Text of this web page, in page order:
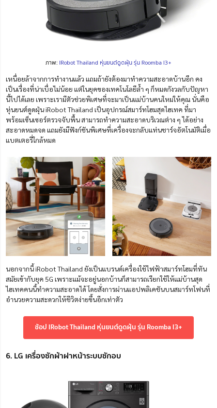
ภาพ: IRobot Thailand หุ่นยนต์ดูดฝุ่น รุ่น Roomba I3+
เหนื่อยล้าจากการทำงานแล้ว แถมถ้ายังต้องมาทำความสะอาดบ้านอีก คง
เป็นเรื่องที่น่าเบื่อไม่น้อย แต่ในยุคของเทคโนโลยีล้ำ ๆ ก็หมดกังวลกับปัญหา
นี้ไปได้เลย เพราะเรามีตัวช่วยพิเศษที่จะมาเป็นแม่บ้านคนใหม่ให้คุณ นั่นคือ
หุ่นยนต์ดูดฝุ่น iRobot Thailand เป็นอุปกรณ์สมาร์ทโฮมสุดไฮเทค ที่มา
พร้อมเซ็นเซอร์ตรวจจับพื้นสามารถทำความสะอาดบริเวณต่าง ๆ ได้อย่าง
สะอาดหมดจด แถมยังมีฟังก์ชันพิเศษที่เครื่องจะกลับแท่นชาร์จอัตโนมัติเมื่อ
แบตเตอรี่ใกล้หมด
นอกจากนี้ iRobot Thailand ยังเป็นแบรนด์เครื่องใช้ไฟฟ้าสมาร์ทโฮมที่ทัน
สมัยเข้ากับยุค 5G เพราะแม้จะอยู่นอกบ้านก็สามารถเรียกใช้ให้แม่บ้านสุด
ไฮเทคคนนี้ทำความสะอาดได้ โดยสั่งการผ่านแอปพลิเคชันบนสมาร์ทโฟนที่
อำนวยความสะดวกให้ชีวิตง่ายขึ้นอีกเท่าตัว
ช้อป IRobot Thailand หุ่นยนต์ดูดฝุ่น รุ่น Roomba I3+
6. LG เครื่องซักผ้าฝาหน้าระบบซักอบ